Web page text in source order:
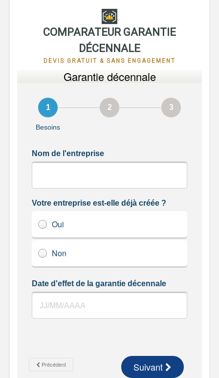
COMPARATEUR GARANTIE
DÉCENNALE
DEVIS GRATUIT & SANS ENGAGEMENT